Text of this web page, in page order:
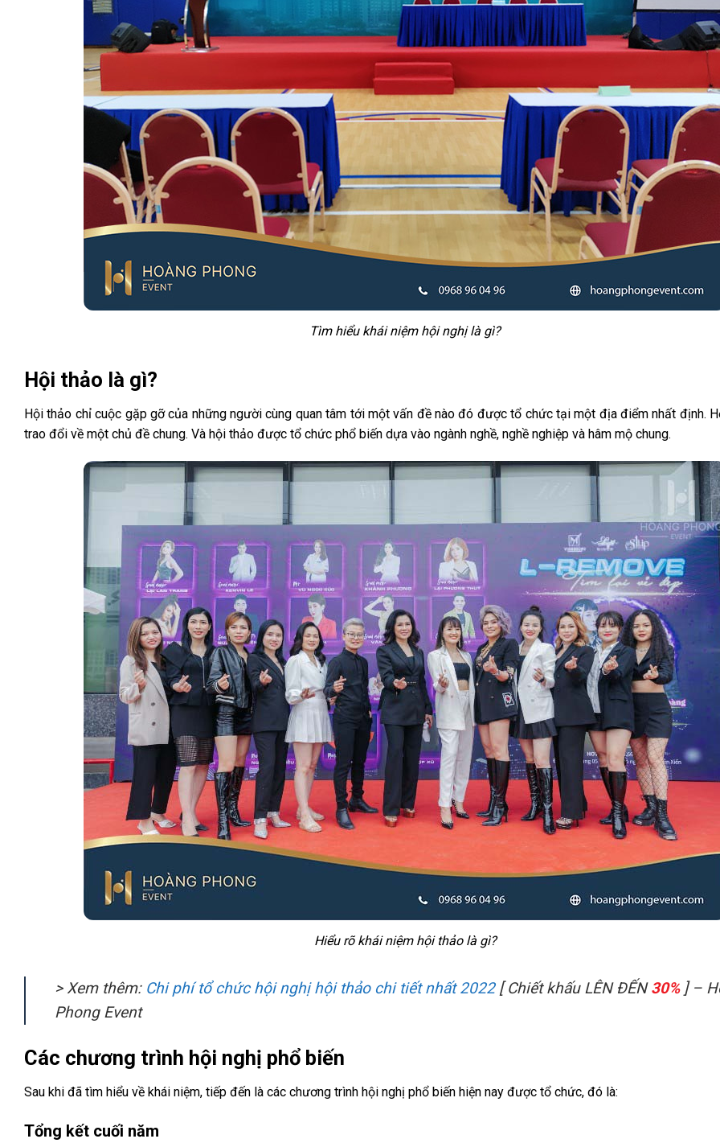
Tìm hiểu khái niệm hội nghị là gì?
Hội thảo là gì?
Hội thảo chỉ cuộc gặp gỡ của những người cùng quan tâm tới một vấn đề nào đó được tổ chức tại một địa điểm nhất định.
trao đổi về một chủ đề chung. Và hội thảo được tổ chức phổ biến dựa vào ngành nghề, nghề nghiệp và hâm mộ chung.
Hiểu rõ khái niệm hội thảo là gì?
> Xem thêm: Chi phí tổ chức hội nghị hội thảo chi tiết nhất 2022[ Chiết khấu LÊN ĐẾN30%] –
Phong Event
Các chương trình hội nghị phổ biến
Sau khi đã tìm hiểu về khái niệm, tiếp đến là các chương trình hội nghị phổ biến hiện nay được tổ chức, đó là:
Tổng kết cuối năm